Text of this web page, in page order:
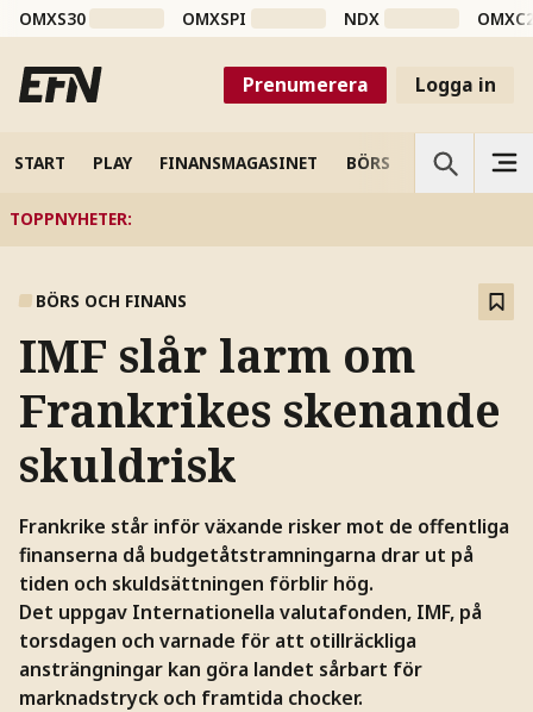
OMXS30 OMXSPI NDX
Prenumerera Logga in
START PLAY FINANSMAGASINET BÖRS VETENSKAP
TOPPNYHETER:
BÖRS OCH FINANS
IMF slår larm om
Frankrikes skenande
skuldrisk
Frankrike står inför växande risker mot de offentliga
finanserna då budgetåtstramningarna drar ut på
tiden och skuldsättningen förblir hög.
Det uppgav Internationella valutafonden, IMF, på
torsdagen och varnade för att otillräckliga
ansträngningar kan göra landet sårbart för
marknadstryck och framtida chocker.